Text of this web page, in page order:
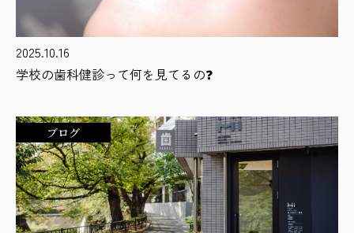
2025.10.16
学校の歯科健診って何を見てるの❓
ブログ